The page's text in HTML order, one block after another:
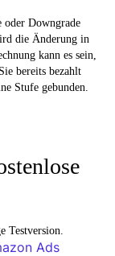
oder Downgrade
die Änderung in
kann es sein,
bereits bezahlt
Stufe gebunden.
Testversion.
Ads